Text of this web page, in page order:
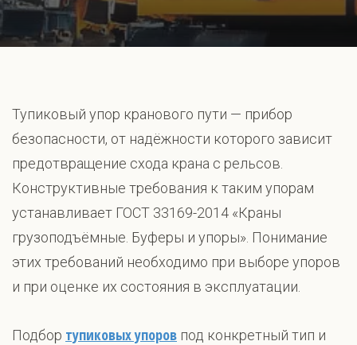
Тупиковый упор кранового пути — прибор
безопасности, от надёжности которого зависит
предотвращение схода крана с рельсов.
Конструктивные требования к таким упорам
устанавливает ГОСТ 33169-2014 «Краны
грузоподъёмные. Буферы и упоры». Понимание
этих требований необходимо при выборе упоров
и при оценке их состояния в эксплуатации.
Подбор тупиковых упоров под конкретный тип и